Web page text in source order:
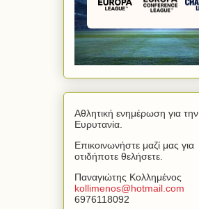
Αθλητική ενημέρωση για την
Ευρυτανία.
Επικοινωνήστε μαζί μας για
οτιδήποτε θελήσετε.
Παναγιώτης Κολλημένος
kollimenos@hotmail com
6976118092